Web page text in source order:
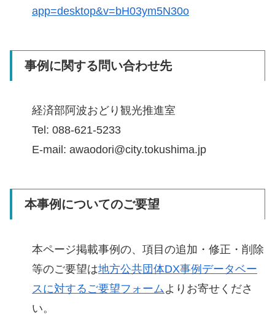
app=desktop&v=bH03ym5N30o
事例に関する問い合わせ先
経済部阿波おどり観光推進室
Tel: 088-621-5233
E-mail: awaodori@city.tokushima.jp
本事例についてのご要望
本ページ掲載事例の、項目の追加・修正・削除
等のご要望は地方公共団体DX事例データベー
スに対するご要望フォーム よりお寄せくださ
い。